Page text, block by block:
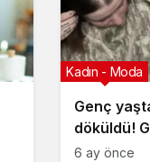
Genç
döküldü!
taktiği
Kadın - Moda
6 ay önce